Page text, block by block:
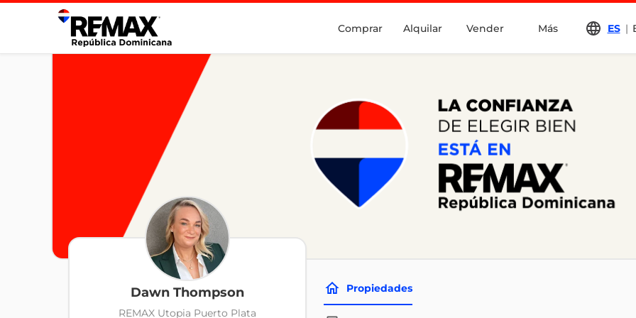
Comprar Alquilar Vender Más ES |
Dawn Thompson
REMAX Utopia Puerto Plata
Propiedades